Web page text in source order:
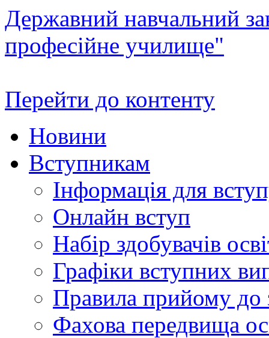
Державний навчальний
професійне училище"
Перейти до контенту
Новини
Вступникам
Інформація для
Онлайн вступ
Набір здобувачів
Графіки вступних
Правила прийому до
Фахова передвища